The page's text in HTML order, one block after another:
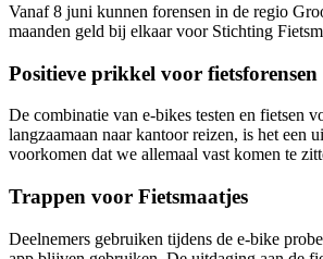
Vanaf 8 juni kunnen forensen in de regio
maanden geld bij elkaar voor Stichting
Positieve prikkel voor fietsforensen
De combinatie van e-bikes testen en fietsen
langzaamaan naar kantoor reizen, is het een
voorkomen dat we allemaal vast komen te
Trappen voor Fietsmaatjes
Deelnemers gebruiken tijdens de e-bike